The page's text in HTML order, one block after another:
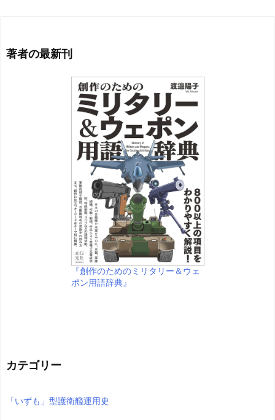
著者の最新刊
『創作のためのミリタリー＆ウェ
ポン用語辞典』
カテゴリー
「いずも」型護衛艦運用史